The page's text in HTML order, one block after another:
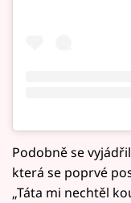
Podobně se
která se poprvé
„Táta mi nechtěl